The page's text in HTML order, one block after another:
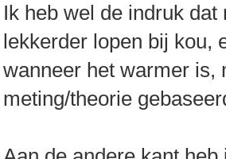
Ik heb wel de indruk
lekkerder lopen bij kou,
wanneer het warmer is,
meting/theorie